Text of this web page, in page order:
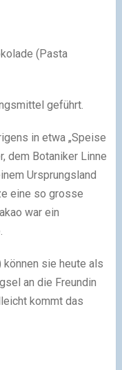
(Pasta
geführt.
in etwa „Speise
dem Botaniker Linne
Ursprungsland
eine so grosse
war ein
können sie heute als
an die Freundin
kommt das